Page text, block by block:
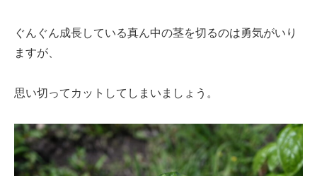
ぐんぐん成長している真ん中の茎を切るのは勇気がいり
ますが、
思い切ってカットしてしまいましょう。